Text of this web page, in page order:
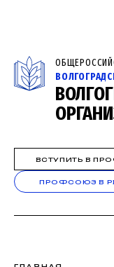
ВСТУПИТЬ В
ПРОФСОЮЗ В